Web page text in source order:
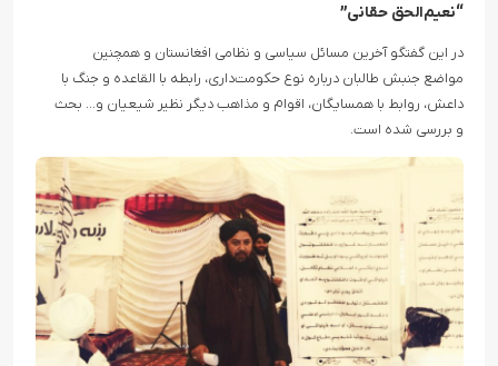
“نعیم‌الحق حقانی”
در این گفتگو آخرین مسائل سیاسی و نظامی افغانستان و همچنین
مواضع جنبش طالبان درباره نوع حکومت‌داری، رابطه با القاعده و جنگ با
داعش، روابط با همسایگان، اقوام و مذاهب دیگر نظیر شیعیان و… بحث
و بررسی شده است.